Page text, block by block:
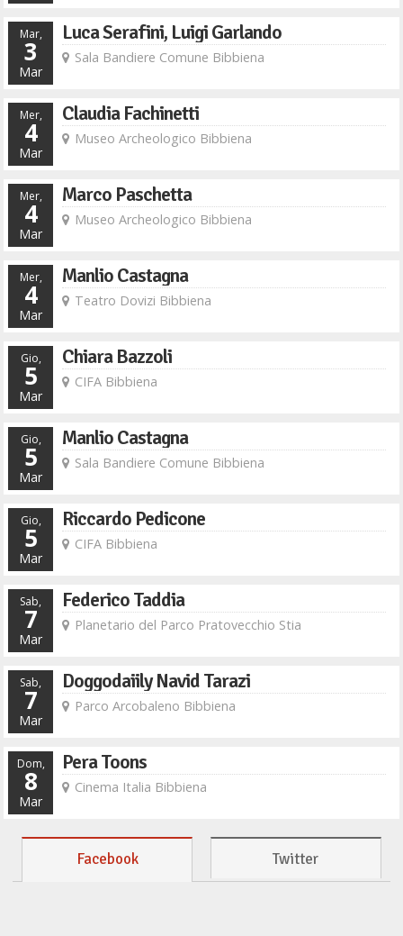
Mar,
3
Mar
Luca Serafini, Luigi Garlando
Sala Bandiere Comune Bibbiena
Mer,
4
Mar
Claudia Fachinetti
Museo Archeologico Bibbiena
Mer,
4
Mar
Marco Paschetta
Museo Archeologico Bibbiena
Mer,
4
Mar
Manlio Castagna
Teatro Dovizi Bibbiena
Gio,
5
Mar
Chiara Bazzoli
CIFA Bibbiena
Gio,
5
Mar
Manlio Castagna
Sala Bandiere Comune Bibbiena
Gio,
5
Mar
Riccardo Pedicone
CIFA Bibbiena
Sab,
7
Mar
Federico Taddia
Planetario del Parco Pratovecchio Stia
Sab,
7
Mar
Doggodaiily Navid Tarazi
Parco Arcobaleno Bibbiena
Dom,
8
Mar
Pera Toons
Cinema Italia Bibbiena
Facebook Twitter